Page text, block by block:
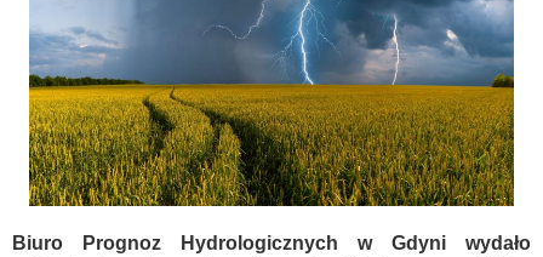
Biuro Prognoz Hydrologicznych w Gdyni wydało